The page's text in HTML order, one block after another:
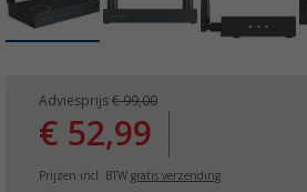
Adviesprijs € 99,00
€ 52,99
Prijzen incl. BTW gratis verzending